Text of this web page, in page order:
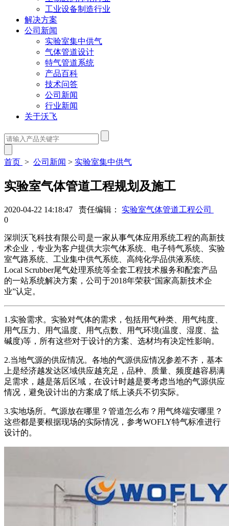
工业设备制造行业
解决方案
公司新闻
实验室集中供气
气体管道设计
特气管道系统
产品百科
技术问答
公司新闻
行业新闻
关于沃飞
首页 > 公司新闻 > 实验室集中供气
实验室气体管道工程规划及施工
2020-04-22 14:18:47 责任编辑： 实验室气体管道工程公司
0
深圳沃飞科技有限公司是一家从事气体应用系统工程的高新技
术企业，专业为客户提供大宗气体系统、电子特气系统、实验
室气路系统、工业集中供气系统、高纯化学品供液系统、
Local Scrubber尾气处理系统等全套工程技术服务和配套产品
的一站系统解决方案，公司于2018年荣获“国家高新技术企
业”认定。
1.实验需求。实验对气体的需求，包括用气种类、用气纯度、
用气压力、用气温度、用气点数、用气环境(温度、湿度、盐
碱度)等，所有这些对于设计的方案、选材均有决定性影响。
2.当地气源的供应情况。各地的气源供应情况参差不齐，基本
上是经济越发达区域供应越充足，品种、质量、频度越容易满
足需求，越是落后区域，在设计时越是要考虑当地的气源供应
情况，避免设计出的方案成了纸上谈兵不切实际。
3.实地场所。气源放在哪里？管道怎么布？用气终端安哪里？
这些都是要根据现场的实际情况，参考WOFLY特气标准进行
设计的。